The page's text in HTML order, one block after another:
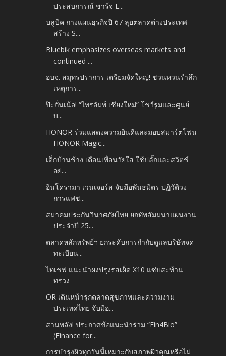
ประสบการณ์ ชาร์จ E...
บลูบิค กางแผนธุรกิจปี 67 ลุยตลาดต่างประเทศ
สร้าง S...
Bluebik emphasizes overseas markets and
continued ...
อบจ. สมุทรปราการ เตรียมจัดใหญ่! ชวนหวนรำลึก
เหตุการ...
ป๊ะกั่นเน้อ! “ไทรอัมพ์ เชียงใหม่” โชว์รูมและศูนย์
บ...
HONOR ร่วมแสดงความยินดีและมอบสมาร์ตโฟน
HONOR Magic...
เด็กบ้านช้าง เตือนเพื่อนวัยใส ใช้ปลั๊กและสวิตช์
อย่...
อินโดรามา เวนเจอร์ส จับมือพันธมิตร ปฏิวัติวง
การแฟช...
สมาคมประกันวินาศภัยไทย ยกทัพสัมมนาแผนงาน
ประจำปี 25...
ตลาดหลักทรัพย์ฯ ยกระดับการกำกับดูแลบริษัทจด
ทะเบียน...
ไทเชฟ แนะนำผงปรุงรสเผ็ด X10 แซ่บสะท้าน
ทรวง
OR เดินหน้ารุกตลาดสุขภาพและความงาม
ประเทศไทย จับมือ...
สานพลัง! ประกาศข้อแนะนำร่วม “Fin4Bio”
(Finance for...
การบำรุงผิวทุกวันนี้เหมาะกับสภาพผิวคุณหรือไม่